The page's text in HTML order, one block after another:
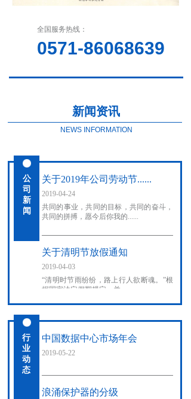
全国服务热线：
0571-86068639
新闻资讯
NEWS INFORMATION
关于2019年公司劳动节......
2019-04-24
共同的事业，共同的目标，共同的奋斗，
共同的拼搏，愿今后你我的......
关于清明节放假通知
2019-04-03
“清明时节雨纷纷，路上行人欲断魂。”根
据国家法定假期规定，并......
公
司
新
闻
中国数据中心市场年会
2019-05-22
浪涌保护器的分级
行
业
动
态